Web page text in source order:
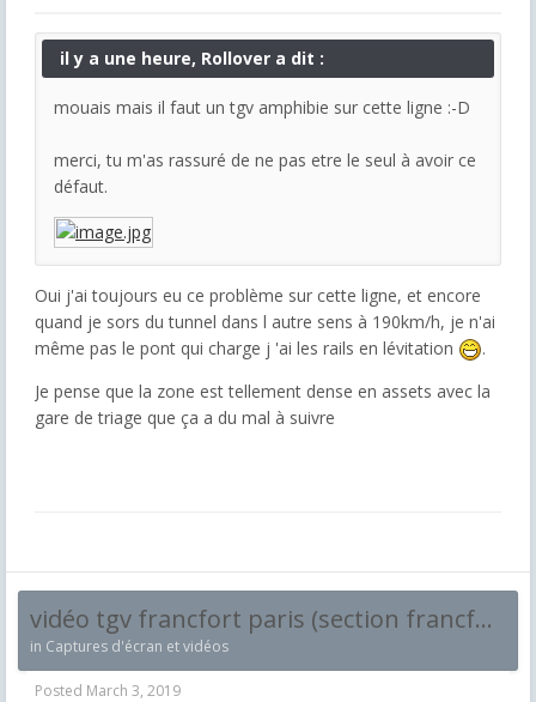
il y a une heure, Rollover a dit :
mouais mais il faut un tgv amphibie sur cette ligne :-D
merci, tu m'as rassuré de ne pas etre le seul à avoir ce
défaut.
Oui j'ai toujours eu ce problème sur cette ligne, et encore
quand je sors du tunnel dans l autre sens à 190km/h, je n'ai
même pas le pont qui charge j 'ai les rails en lévitation
.
Je pense que la zone est tellement dense en assets avec la
gare de triage que ça a du mal à suivre
vidéo tgv francfort paris (section francfort karlshhrue) cabride
in Captures d'écran et vidéos
Posted March 3, 2019